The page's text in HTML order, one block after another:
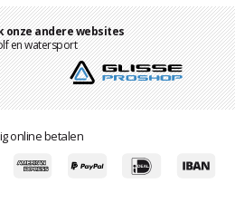
onze andere websites
en watersport
online betalen